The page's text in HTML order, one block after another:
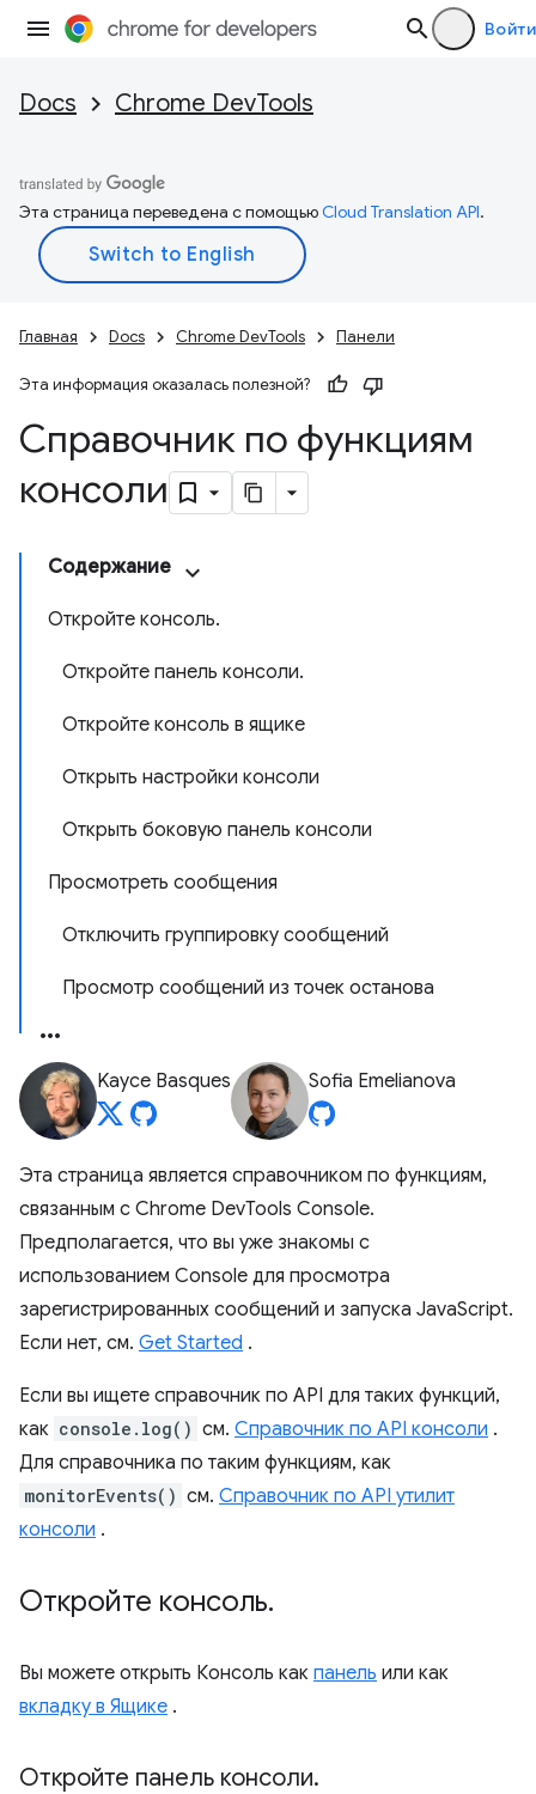
Войти
Docs Chrome DevTools
Эта страница переведена с помощьюCloud Translation API.
Главная Docs Chrome DevTools Панели
Эта информация оказалась полезной?
Справочник по функциям
консоли
Содержание
Откройте консоль.
Откройте панель консоли.
Откройте консоль в ящике
Открыть настройки консоли
Открыть боковую панель консоли
Просмотреть сообщения
Отключить группировку сообщений
Просмотр сообщений из точек останова
Kayce Basques Sofia Emelianova
Эта страница является справочником по функциям,
связанным с Chrome DevTools Console.
Предполагается, что вы уже знакомы с
использованием Console для просмотра
зарегистрированных сообщений и запуска JavaScript.
Если нет, см. Get Started .
Если вы ищете справочник по API для таких функций,
как console.log() см. Справочник по API консоли .
Для справочника по таким функциям, как
monitorEvents() см. Справочник по API утилит
консоли .
Откройте консоль.
Вы можете открыть Консоль как панель или как
вкладку в Ящике .
Откройте панель консоли.